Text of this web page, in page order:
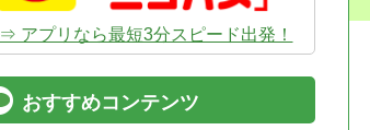
⇒ アプリなら最短3分スピード出発！
おすすめコンテンツ